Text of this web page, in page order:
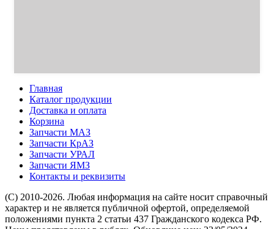
Главная
Каталог продукции
Доставка и оплата
Корзина
Запчасти МАЗ
Запчасти КрАЗ
Запчасти УРАЛ
Запчасти ЯМЗ
Контакты и реквизиты
(C) 2010-2026. Любая информация на сайте носит справочный
характер и не является публичной офертой, определяемой
положениями пункта 2 статьи 437 Гражданского кодекса РФ.